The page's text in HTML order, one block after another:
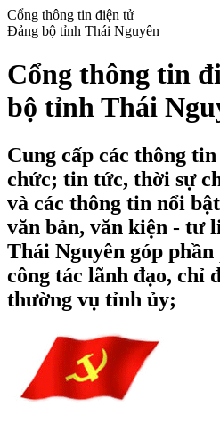
Cổng thông tin điện tử
Đảng bộ tỉnh Thái Nguyên
Cổng thông tin
bộ tỉnh Thái
Cung cấp các thông
chức; tin tức, thời sự
và các thông tin nổi
văn bản, văn kiện - tư
Thái Nguyên góp
công tác lãnh đạo, chỉ
thường vụ tỉnh ủy;